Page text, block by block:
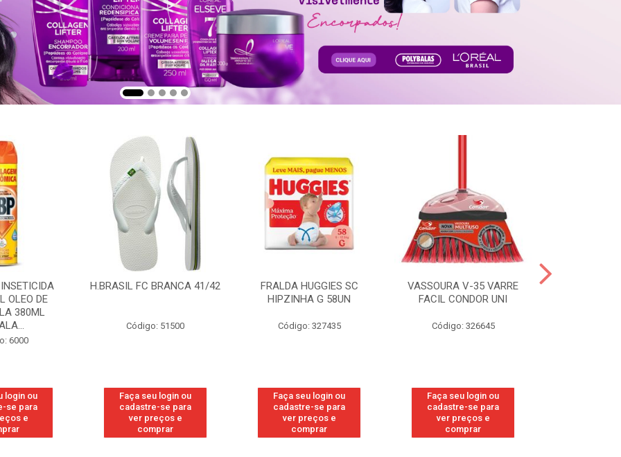
OLEO DE
380ML
6000
login ou
se para
e
H.BRASIL FC BRANCA 41/42
Código: 51500
Faça seu login ou
cadastre-se para
ver preços e
comprar
FRALDA HUGGIES SC
HIPZINHA G 58UN
Código: 327435
Faça seu login ou
cadastre-se para
ver preços e
comprar
VASSOURA V-35 VARRE
FACIL CONDOR UNI
Código: 326645
Faça seu login ou
cadastre-se para
ver preços e
comprar